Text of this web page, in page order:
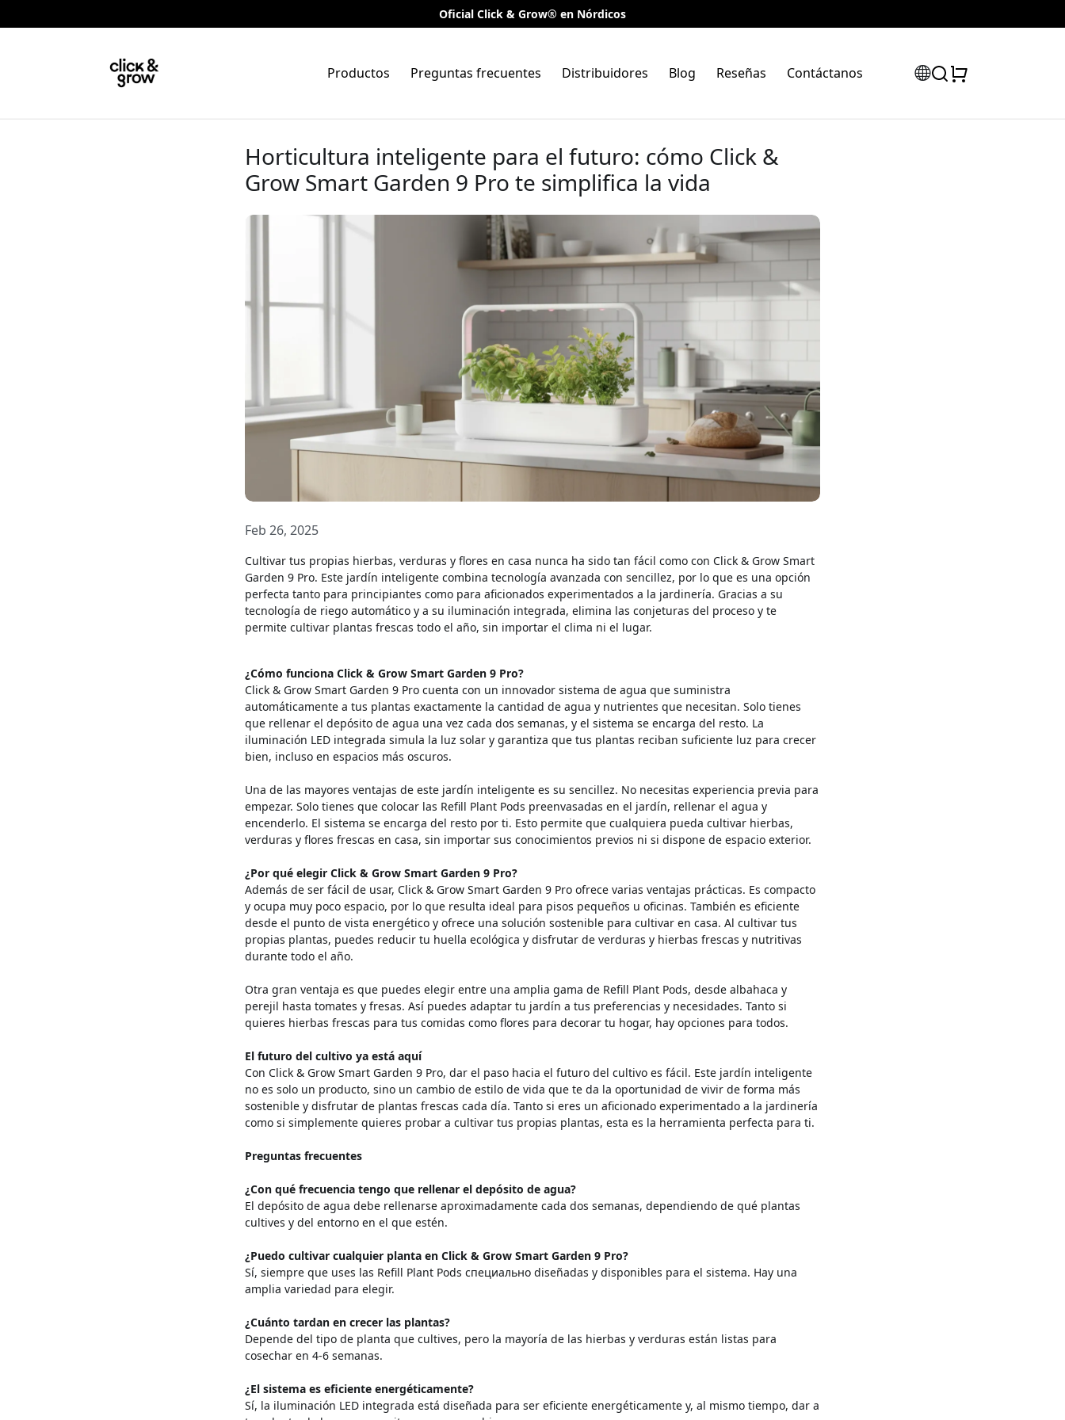
Oficial Click & Grow® en Nórdicos
Productos Preguntas frecuentes Distribuidores Blog Reseñas Contáctanos
Horticultura inteligente para el futuro: cómo Click &
Grow Smart Garden 9 Pro te simplifica la vida
Feb 26, 2025
Cultivar tus propias hierbas, verduras y flores en casa nunca ha sido tan fácil como con Click & Grow Smart
Garden 9 Pro. Este jardín inteligente combina tecnología avanzada con sencillez, por lo que es una opción
perfecta tanto para principiantes como para aficionados experimentados a la jardinería. Gracias a su
tecnología de riego automático y a su iluminación integrada, elimina las conjeturas del proceso y te
permite cultivar plantas frescas todo el año, sin importar el clima ni el lugar.
¿Cómo funciona Click & Grow Smart Garden 9 Pro?
Click & Grow Smart Garden 9 Pro cuenta con un innovador sistema de agua que suministra
automáticamente a tus plantas exactamente la cantidad de agua y nutrientes que necesitan. Solo tienes
que rellenar el depósito de agua una vez cada dos semanas, y el sistema se encarga del resto. La
iluminación LED integrada simula la luz solar y garantiza que tus plantas reciban suficiente luz para crecer
bien, incluso en espacios más oscuros.
Una de las mayores ventajas de este jardín inteligente es su sencillez. No necesitas experiencia previa para
empezar. Solo tienes que colocar las Refill Plant Pods preenvasadas en el jardín, rellenar el agua y
encenderlo. El sistema se encarga del resto por ti. Esto permite que cualquiera pueda cultivar hierbas,
verduras y flores frescas en casa, sin importar sus conocimientos previos ni si dispone de espacio exterior.
¿Por qué elegir Click & Grow Smart Garden 9 Pro?
Además de ser fácil de usar, Click & Grow Smart Garden 9 Pro ofrece varias ventajas prácticas. Es compacto
y ocupa muy poco espacio, por lo que resulta ideal para pisos pequeños u oficinas. También es eficiente
desde el punto de vista energético y ofrece una solución sostenible para cultivar en casa. Al cultivar tus
propias plantas, puedes reducir tu huella ecológica y disfrutar de verduras y hierbas frescas y nutritivas
durante todo el año.
Otra gran ventaja es que puedes elegir entre una amplia gama de Refill Plant Pods, desde albahaca y
perejil hasta tomates y fresas. Así puedes adaptar tu jardín a tus preferencias y necesidades. Tanto si
quieres hierbas frescas para tus comidas como flores para decorar tu hogar, hay opciones para todos.
El futuro del cultivo ya está aquí
Con Click & Grow Smart Garden 9 Pro, dar el paso hacia el futuro del cultivo es fácil. Este jardín inteligente
no es solo un producto, sino un cambio de estilo de vida que te da la oportunidad de vivir de forma más
sostenible y disfrutar de plantas frescas cada día. Tanto si eres un aficionado experimentado a la jardinería
como si simplemente quieres probar a cultivar tus propias plantas, esta es la herramienta perfecta para ti.
Preguntas frecuentes
¿Con qué frecuencia tengo que rellenar el depósito de agua?
El depósito de agua debe rellenarse aproximadamente cada dos semanas, dependiendo de qué plantas
cultives y del entorno en el que estén.
¿Puedo cultivar cualquier planta en Click & Grow Smart Garden 9 Pro?
Sí, siempre que uses las Refill Plant Pods специально diseñadas y disponibles para el sistema. Hay una
amplia variedad para elegir.
¿Cuánto tardan en crecer las plantas?
Depende del tipo de planta que cultives, pero la mayoría de las hierbas y verduras están listas para
cosechar en 4-6 semanas.
¿El sistema es eficiente energéticamente?
Sí, la iluminación LED integrada está diseñada para ser eficiente energéticamente y, al mismo tiempo, dar a